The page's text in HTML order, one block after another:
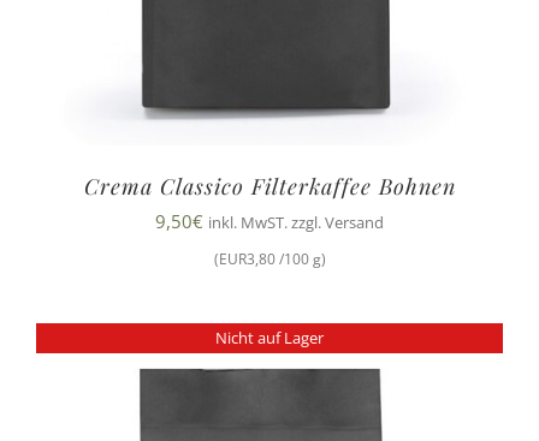
Crema Classico Filterkaffee Bohnen
9,50€ inkl. MwST. zzgl. Versand
(EUR3,80 /100 g)
Nicht auf Lager